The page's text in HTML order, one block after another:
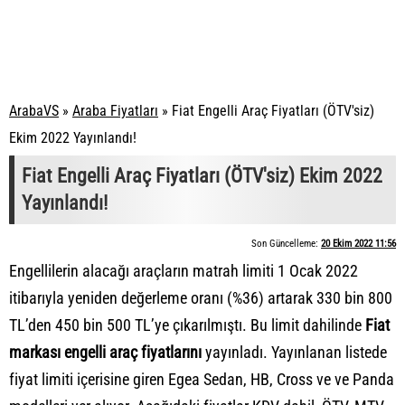
ArabaVS » Araba Fiyatları » Fiat Engelli Araç Fiyatları (ÖTV'siz)
Ekim 2022 Yayınlandı!
Fiat Engelli Araç Fiyatları (ÖTV'siz) Ekim 2022
Yayınlandı!
Son Güncelleme: 20 Ekim 2022 11:56
Engellilerin alacağı araçların matrah limiti 1 Ocak 2022
itibarıyla yeniden değerleme oranı (%36) artarak 330 bin 800
TL’den 450 bin 500 TL’ye çıkarılmıştı. Bu limit dahilinde Fiat
markası engelli araç fiyatlarınıyayınladı. Yayınlanan listede
fiyat limiti içerisine giren Egea Sedan, HB, Cross ve ve Panda